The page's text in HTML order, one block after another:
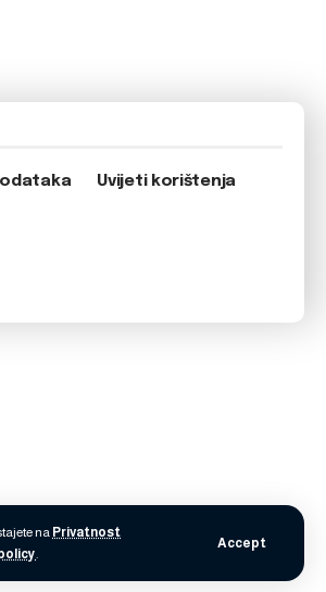
na Privatnost
.
Accept
Uvijeti korištenja